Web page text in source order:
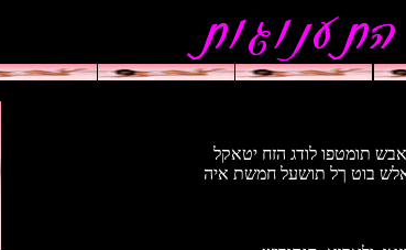
אבש תומטפו לודג הזח יטאקל
בוט ךל תושעל חמשת איה